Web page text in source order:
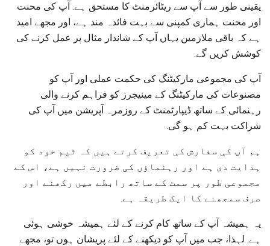
یقینی طور سے آپ سے ریٹائرمنٹ کا مستحق ہے. آپ کی محنت
اور محنت ہماری کمپنی سے بہت فائدہ مند ہے، اور مجھے امید
ہے کہ باقی ملازمین یہاں آپ کے شاندار مثال پر عمل کرنے کی
کوشش کریں گے.
آپ کی مجموعی مارکیٹنگ کی حکمت عملی اور آپ کو
مصنوعات کی مارکیٹنگ کے مینیجرز کو فراہم کرنے والی
رہنمائی کے ساتھ ڈیپارٹمنٹ کے روزمرہ آپریشن میں آپ کی
شراکت بہت کم ہو گی.
ہم آپ کی سفارش کی تعریف کرتے ہیں کہ ٹیم خود کو
ہدایت دی ہے اور رہنماؤں کی ضرورت نہیں ہے، اس کے
مجموعی طور پر سمت کے ساتھ رابطے میں رکھنے اور
صرف سمجھنے کا ایک طریقہ ہے.
یہ ہمیشہ آپ کے ساتھ کام کرنے کے لئے ہمیشہ خوشی ہوئی
ہے. لہذا، جب میں آپ کو دیکھنے کے لئے پریشان ہوں تو، مجھے